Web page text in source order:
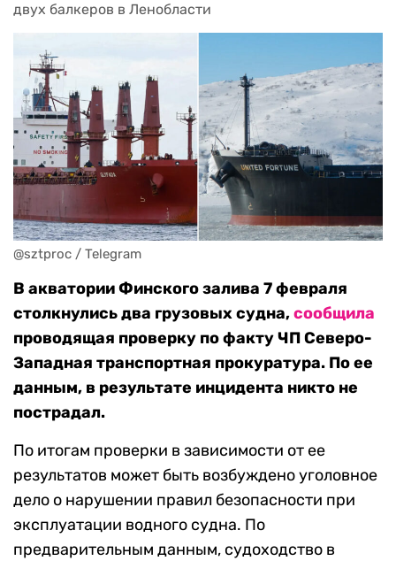
двух балкеров в Ленобласти
@sztproc / Telegram
В акватории Финского залива 7 февраля
столкнулись два грузовых судна,сообщила
проводящая проверку по факту ЧП Северо-
Западная транспортная прокуратура. По ее
данным, в результате инцидента никто не
пострадал.
По итогам проверки в зависимости от ее
результатов может быть возбуждено уголовное
дело о нарушении правил безопасности при
эксплуатации водного судна. По
предварительным данным, судоходство в